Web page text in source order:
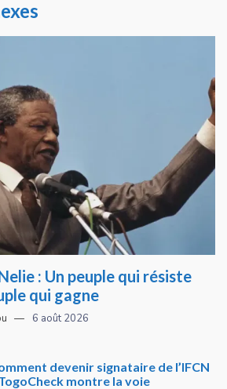
: Un peuple qui résiste
qui gagne
6 août 2026
devenir signataire de l’IFCN
montre la voie